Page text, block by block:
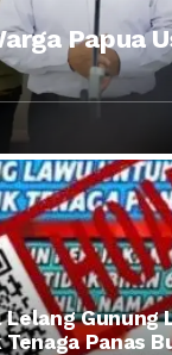
Papua
Lelang Gunung
Panas